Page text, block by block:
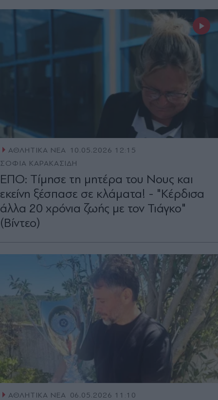
ΑΘΛΗΤΙΚΑ ΝΕΑ 10.05.2026 12:15
ΣΟΦΙΑ ΚΑΡΑΚΑΣΙΔΗ
ΕΠΟ: Tίμησε τη μητέρα του Νους και
εκείνη ξέσπασε σε κλάματα! - "Κέρδισα
άλλα 20 χρόνια ζωής με τον Τιάγκο"
(Βίντεο)
ΑΘΛΗΤΙΚΑ ΝΕΑ 06.05.2026 11:10